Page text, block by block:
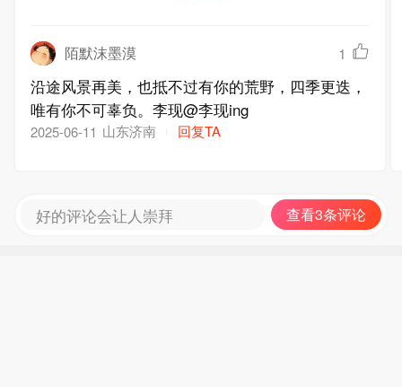
陌默沫墨漠 1
沿途风景再美，也抵不过有你的荒野，四季更迭，
唯有你不可辜负。李现@李现ing
2025-06-11 山东济南 回复TA
好的评论会让人崇拜 查看3条评论